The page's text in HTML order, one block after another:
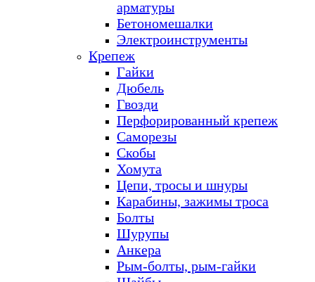
арматуры
Бетономешалки
Электроинструменты
Крепеж
Гайки
Дюбель
Гвозди
Перфорированный крепеж
Саморезы
Скобы
Хомута
Цепи, тросы и шнуры
Карабины, зажимы троса
Болты
Шурупы
Анкера
Рым-болты, рым-гайки